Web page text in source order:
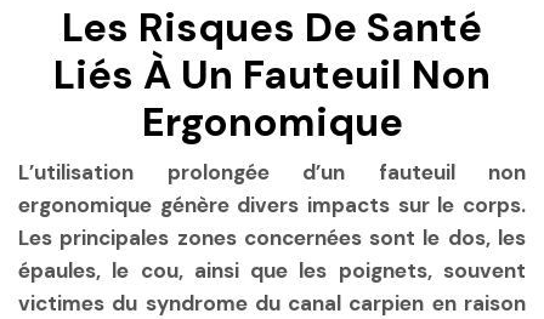
Les Risques De Santé
Liés À Un Fauteuil Non
Ergonomique
L’utilisation prolongée d’un fauteuil non
ergonomique génère divers impacts sur le corps.
Les principales zones concernées sont le dos, les
épaules, le cou, ainsi que les poignets, souvent
victimes du syndrome du canal carpien en raison